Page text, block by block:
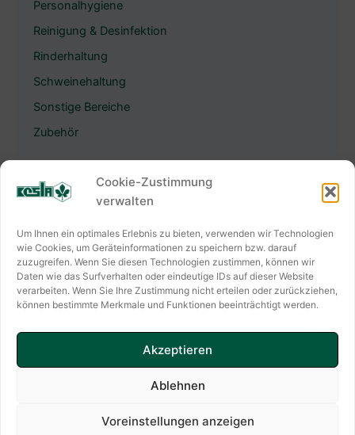
Cookie-Zustimmung
verwalten
Um Ihnen ein optimales Erlebnis zu bieten, verwenden wir Technologien
wie Cookies, um Geräteinformationen zu speichern bzw. darauf
zuzugreifen. Wenn Sie diesen Technologien zustimmen, können wir
Daten wie das Surfverhalten oder eindeutige IDs auf dieser Website
verarbeiten. Wenn Sie Ihre Zustimmung nicht erteilen oder zurückziehen,
können bestimmte Merkmale und Funktionen beeinträchtigt werden.
Akzeptieren
Ablehnen
Voreinstellungen anzeigen
Personalhygiene
Reinigung & Desinfektion
Rinderhaltung
Schweinehaltung
Sonstige Bereiche
Zubehör
Keslastraße 2
06803 Bitterfeld-Wolfen
Kontaktformular
E-Mail: info@kesla.de